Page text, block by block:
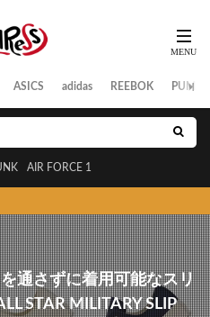
ASICS adidas REEBOK PUMA
AIR FORCE 1
通さずに着用可能なスリ
STAR MILITARY SLIP